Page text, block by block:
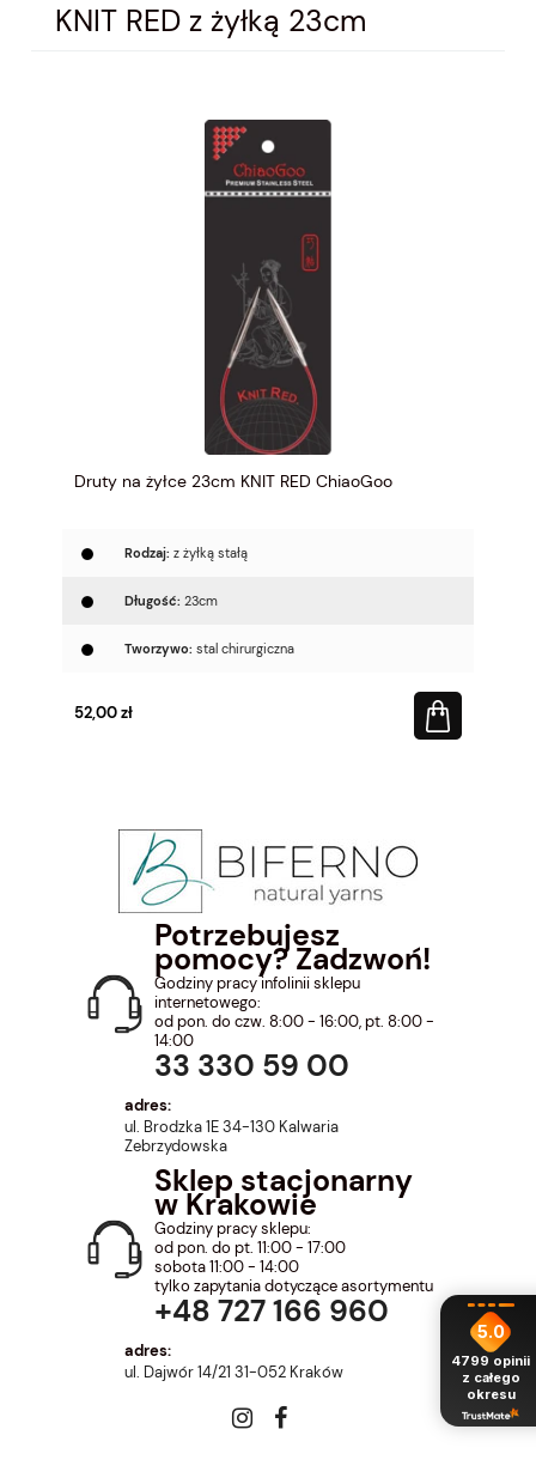
KNIT RED z żyłką 23cm
Druty na żyłce 23cm KNIT RED ChiaoGoo
Rodzaj: z żyłką stałą
Długość: 23cm
Tworzywo: stal chirurgiczna
52,00 zł
Potrzebujesz
pomocy? Zadzwoń!
Godziny pracy infolinii sklepu
internetowego:
od pon. do czw. 8:00 - 16:00, pt. 8:00 -
14:00
33 330 59 00
adres:
ul. Brodzka 1E 34-130 Kalwaria
Zebrzydowska
Sklep stacjonarny
w Krakowie
Godziny pracy sklepu:
od pon. do pt. 11:00 - 17:00
sobota 11:00 - 14:00
tylko zapytania dotyczące asortymentu
+48 727 166 960
adres:
ul. Dajwór 14/21 31-052 Kraków
5.0
4799 opinii
z całego
okresu